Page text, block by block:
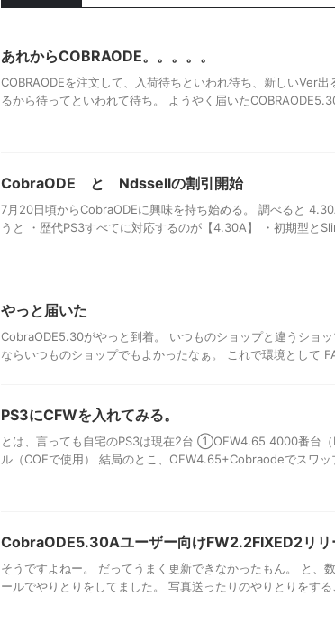
あれからCOBRAODE。。。。。
COBRAODEを注文して、入荷待ちといわれ待ち、新しいVer
るから待ってといわれて待ち。 ようやく届いた
CobraODE と Ndssellの割引開始
7月20日頃からCobraODEに興味を持ち始める。 調べると
うと ・歴代PS3すべてに対応するのが【4.30A】 ・初期型と
やっと届いた
CobraODE5.30がやっと到着。 いつものショップと違うショ
ならいつものショップでもよかったなぁ。 これで環境として
PS3にCFWを入れてみる。
とは、言っても自宅のPS3は現在2台 ①OFW4.65 4000番
ル（COEで使用） 結局のとこ、OFW4.65+Cobraodeでスワ
CobraODE5.30Aユーザー向けFW2.2FIXED2リリ
そうですよねー。 だってうまく更新できなかったもん。 と、
ールでやりとりをしてました。 写真送ったりのやりとりを